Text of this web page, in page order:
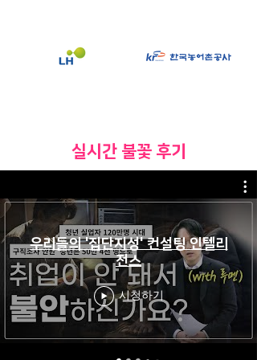
​실시간 불꽃 후기
우리들의 '집단지성' 컨설팅 인텔리
전스
시청하기